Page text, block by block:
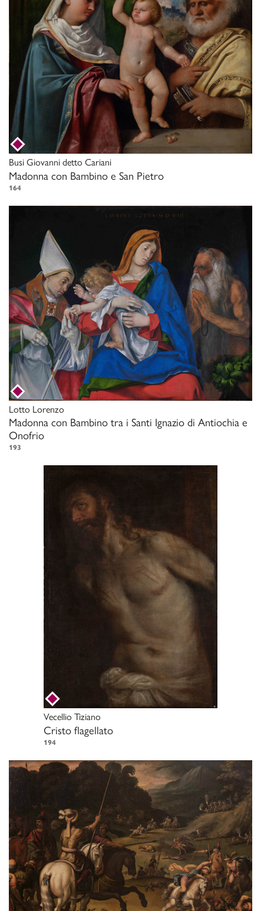
Busi Giovanni detto Cariani
Madonna con Bambino e San Pietro
164
Lotto Lorenzo
Madonna con Bambino tra i Santi Ignazio di Antiochia e
Onofrio
193
Vecellio Tiziano
Cristo flagellato
194